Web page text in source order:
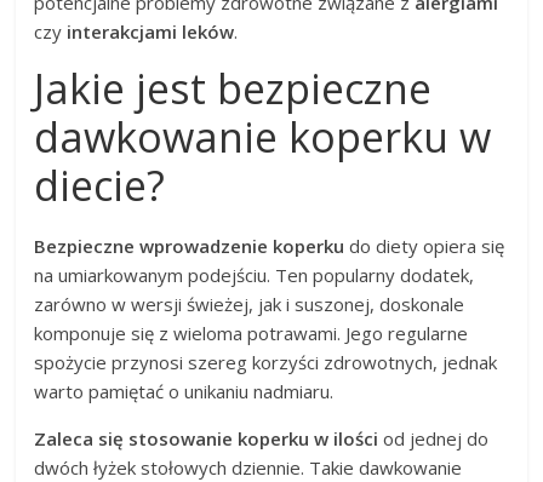
czy interakcjami leków.
Jakie jest bezpieczne
dawkowanie koperku w
diecie?
Bezpieczne wprowadzenie koperku do diety opiera się
na umiarkowanym podejściu. Ten popularny dodatek,
zarówno w wersji świeżej, jak i suszonej, doskonale
komponuje się z wieloma potrawami. Jego regularne
spożycie przynosi szereg korzyści zdrowotnych, jednak
warto pamiętać o unikaniu nadmiaru.
Zaleca się stosowanie koperku w ilości od jednej do
dwóch łyżek stołowych dziennie. Takie dawkowanie